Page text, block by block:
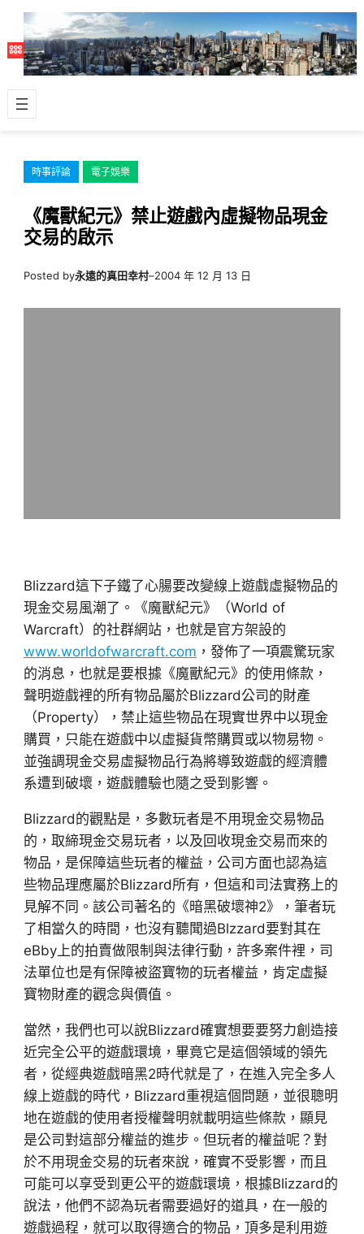
主
容
時事評論 電子娛樂
《魔獸紀元》禁止遊戲內虛擬物品現金
交易的啟示
Posted by永遠的真田幸村–2004 年 12 月 13 日
Blizzard這下子鐵了心腸要改變線上遊戲虛擬物品的
現金交易風潮了。《魔獸紀元》（World of
Warcraft）的社群網站，也就是官方架設的
www.worldofwarcraft.com ，發佈了一項震驚玩家
的消息，也就是要根據《魔獸紀元》的使用條款，
聲明遊戲裡的所有物品屬於Blizzard公司的財產
（Property），禁止這些物品在現實世界中以現金
購買，只能在遊戲中以虛擬貨幣購買或以物易物。
並強調現金交易虛擬物品行為將導致遊戲的經濟體
系遭到破壞，遊戲體驗也隨之受到影響。
Blizzard的觀點是，多數玩者是不用現金交易物品
的，取締現金交易玩者，以及回收現金交易而來的
物品，是保障這些玩者的權益，公司方面也認為這
些物品理應屬於Blizzard所有，但這和司法實務上的
見解不同。該公司著名的《暗黑破壞神2》，筆者玩
了相當久的時間，也沒有聽聞過Blzzard要對其在
eBby上的拍賣做限制與法律行動，許多案件裡，司
法單位也是有保障被盜寶物的玩者權益，肯定虛擬
寶物財產的觀念與價值。
當然，我們也可以說Blizzard確實想要要努力創造接
近完全公平的遊戲環境，畢竟它是這個領域的領先
者，從經典遊戲暗黑2時代就是了，在進入完全多人
線上遊戲的時代，Blizzard重視這個問題，並很聰明
地在遊戲的使用者授權聲明就載明這些條款，顯見
是公司對這部分權益的進步。但玩者的權益呢？對
於不用現金交易的玩者來說，確實不受影響，而且
可能可以享受到更公平的遊戲環境，根據Blizzard的
說法，他們不認為玩者需要過好的道具，在一般的
遊戲過程，就可以取得適合的物品，頂多是利用遊